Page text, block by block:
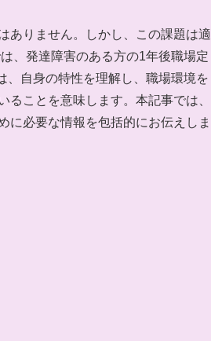
ありません。しかし、この課題は適
、発達障害のある方の1年後職場定
、自身の特性を理解し、職場環境を
ことを意味します。本記事では、
に必要な情報を包括的にお伝えしま